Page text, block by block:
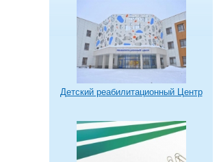
Детский реабилитационный Центр